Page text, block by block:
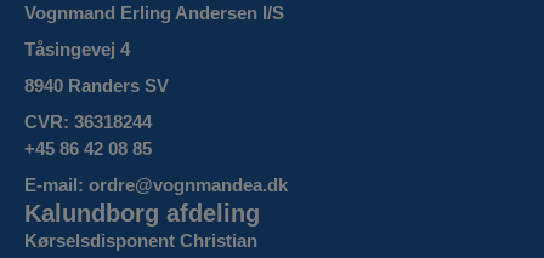
Vognmand Erling Andersen I/S
Tåsingevej 4
8940 Randers SV
CVR: 36318244
+45 86 42 08 85
E-mail: ordre@vognmandea.dk
Kalundborg afdeling
Kørselsdisponent Christian